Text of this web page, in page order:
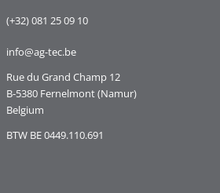
(+32) 081 25 09 10
info@ag-tec.be
Rue du Grand Champ 12
B-5380 Fernelmont (Namur)
Belgium
BTW BE 0449.110.691